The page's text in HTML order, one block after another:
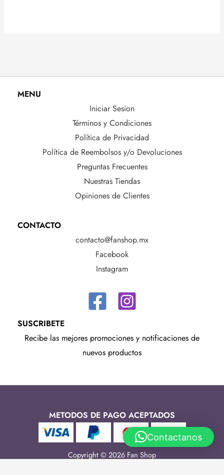
MENU
Iniciar Sesion
Términos y Condiciones
Política de Privacidad
Política de Reembolsos y/o Devoluciones
Preguntas Frecuentes
Nuestras Tiendas
Opiniones de Clientes
CONTACTO
contacto@fanshop.mx
Facebook
Instagram
SUSCRIBETE
Recibe las mejores promociones y notificaciones de
nuevos productos
METODOS DE PAGO ACEPTADOS
Copyright © 2026 Fan Shop
Contactanos